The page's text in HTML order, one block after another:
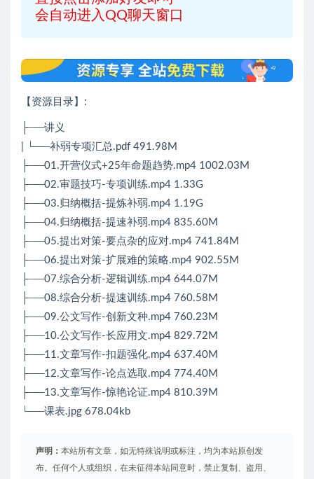
会自动进入QQ聊天窗口
【资源目录】:
├──讲义
| └──补弱专项汇总.pdf 491.98M
├──01.开营仪式+25年命题趋势.mp4 1002.03M
├──02.审题技巧-专项训练.mp4 1.33G
├──03.归纳概括-提炼补弱.mp4 1.19G
├──04.归纳概括-提速补弱.mp4 835.60M
├──05.提出对策-要点杂的应对.mp4 741.84M
├──06.提出对策-扩展难的策略.mp4 902.55M
├──07.综合分析-逻辑训练.mp4 644.07M
├──08.综合分析-提速训练.mp4 760.58M
├──09.公文写作-创新文种.mp4 760.23M
├──10.公文写作-长应用文.mp4 829.72M
├──11.文章写作-扣题强化.mp4 637.40M
├──12.文章写作-论点选取.mp4 774.40M
├──13.文章写作-惊艳论证.mp4 810.39M
└──课表.jpg 678.04kb
声明： 本站所有文章，如无特殊说明或标注，均为本站原创发
布。任何个人或组织，在未征得本站同意时，禁止复制、盗用、